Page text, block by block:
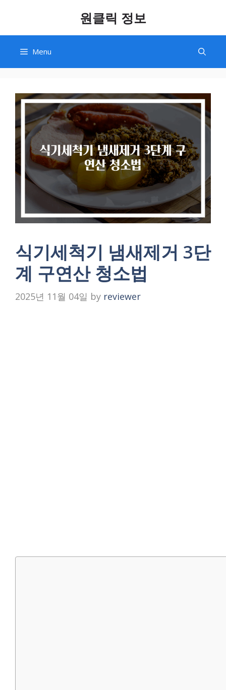
content
원클릭 정보
Menu
식기세척기 냄새제거 3단
계 구연산 청소법
2025년 11월 04일 by reviewer